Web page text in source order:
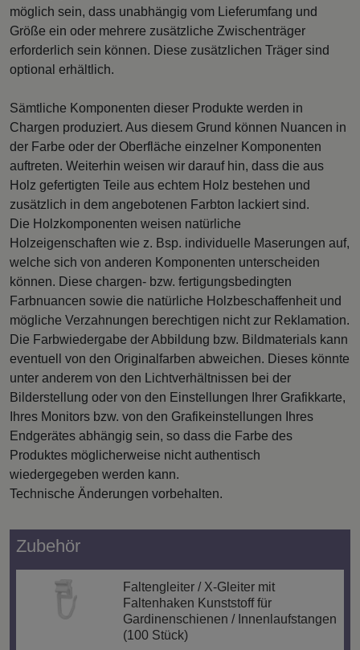
möglich sein, dass unabhängig vom Lieferumfang und
Größe ein oder mehrere zusätzliche Zwischenträger
erforderlich sein können. Diese zusätzlichen Träger sind
optional erhältlich.
Sämtliche Komponenten dieser Produkte werden in
Chargen produziert. Aus diesem Grund können Nuancen in
der Farbe oder der Oberfläche einzelner Komponenten
auftreten. Weiterhin weisen wir darauf hin, dass die aus
Holz gefertigten Teile aus echtem Holz bestehen und
zusätzlich in dem angebotenen Farbton lackiert sind.
Die Holzkomponenten weisen natürliche
Holzeigenschaften wie z. Bsp. individuelle Maserungen auf,
welche sich von anderen Komponenten unterscheiden
können. Diese chargen- bzw. fertigungsbedingten
Farbnuancen sowie die natürliche Holzbeschaffenheit und
mögliche Verzahnungen berechtigen nicht zur Reklamation.
Die Farbwiedergabe der Abbildung bzw. Bildmaterials kann
eventuell von den Originalfarben abweichen. Dieses könnte
unter anderem von den Lichtverhältnissen bei der
Bilderstellung oder von den Einstellungen Ihrer Grafikkarte,
Ihres Monitors bzw. von den Grafikeinstellungen Ihres
Endgerätes abhängig sein, so dass die Farbe des
Produktes möglicherweise nicht authentisch
wiedergegeben werden kann.
Technische Änderungen vorbehalten.
Zubehör
Faltengleiter / X-Gleiter mit
Faltenhaken Kunststoff für
Gardinenschienen / Innenlaufstangen
(100 Stück)